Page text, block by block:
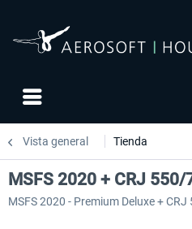
Vista general Tienda
MSFS 2020 + CRJ
MSFS 2020 - Premium Deluxe +